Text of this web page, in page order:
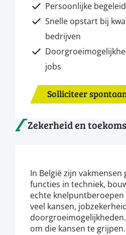
Persoonlijke
Snelle opstart bij
bedrijven
jobs
Solliciteer
Zekerheid en
In België zijn vakmensen
functies in techniek,
echte
veel kansen,
om die kansen te grijpen.